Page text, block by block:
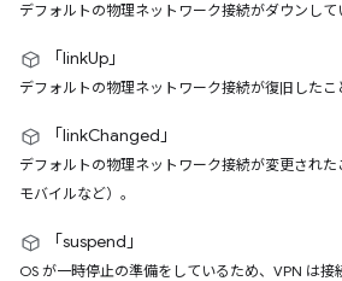
デフォルトの物理ネットワーク接続がダウンして
「linkUp」
デフォルトの物理ネットワーク接続が復旧したこ
「linkChanged」
デフォルトの物理ネットワーク接続が変更され
モバイルなど）。
「suspend」
OS が一時停止の準備をしているため、VPN は